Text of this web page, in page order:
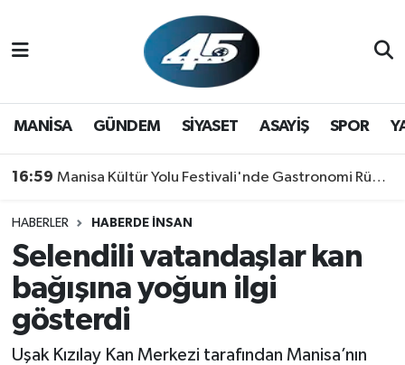
MANİSA GÜNDEM SİYASET ASAYİŞ SPOR
16:59 Manisa Kültür Yolu Festivali'nde Gastronomi Rüzgarı: Lezzetin Yıldızı "Manisa Kebabı" Oldu!
HABERLER HABERDE İNSAN
Selendili vatandaşlar kan
bağışına yoğun ilgi
gösterdi
Uşak Kızılay Kan Merkezi tarafından Manisa’nın
GÜNDEM
SPOR
YAŞAM
RESMİ REKLAM
Hava Durumu
Trafik Durumu
Son Dakika Haberleri
Haber Arşivi